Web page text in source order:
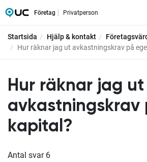
Företag Privatperson
Startsida Hjälp & kontakt
Hur räknar jag ut avkastningskrav på
Hur räknar jag ut
avkastningskrav
kapital?
Antal svar 6